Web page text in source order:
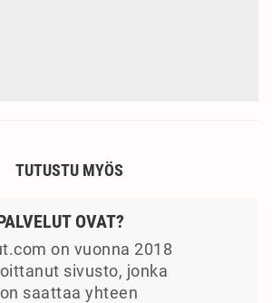
TUTUSTU MYÖS
OVAT?
on vuonna 2018
sivusto, jonka
saattaa yhteen